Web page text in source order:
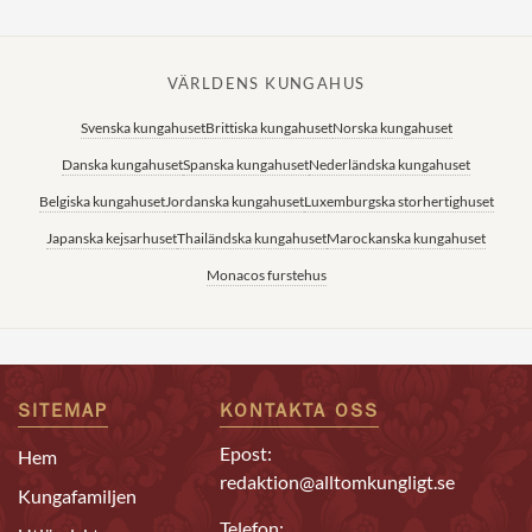
VÄRLDENS KUNGAHUS
Svenska kungahusetBrittiska kungahusetNorska kungahuset
Danska kungahusetSpanska kungahusetNederländska kungahuset
Belgiska kungahusetJordanska kungahusetLuxemburgska storhertighuset
Japanska kejsarhusetThailändska kungahusetMarockanska kungahuset
Monacos furstehus
SITEMAP
Hem
Kungafamiljen
KONTAKTA OSS
Epost:
redaktion@alltomkungligt.se